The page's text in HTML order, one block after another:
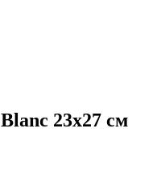
23х27 см